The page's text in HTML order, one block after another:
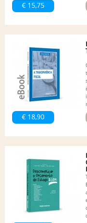
€ 15,75
€ 18,90